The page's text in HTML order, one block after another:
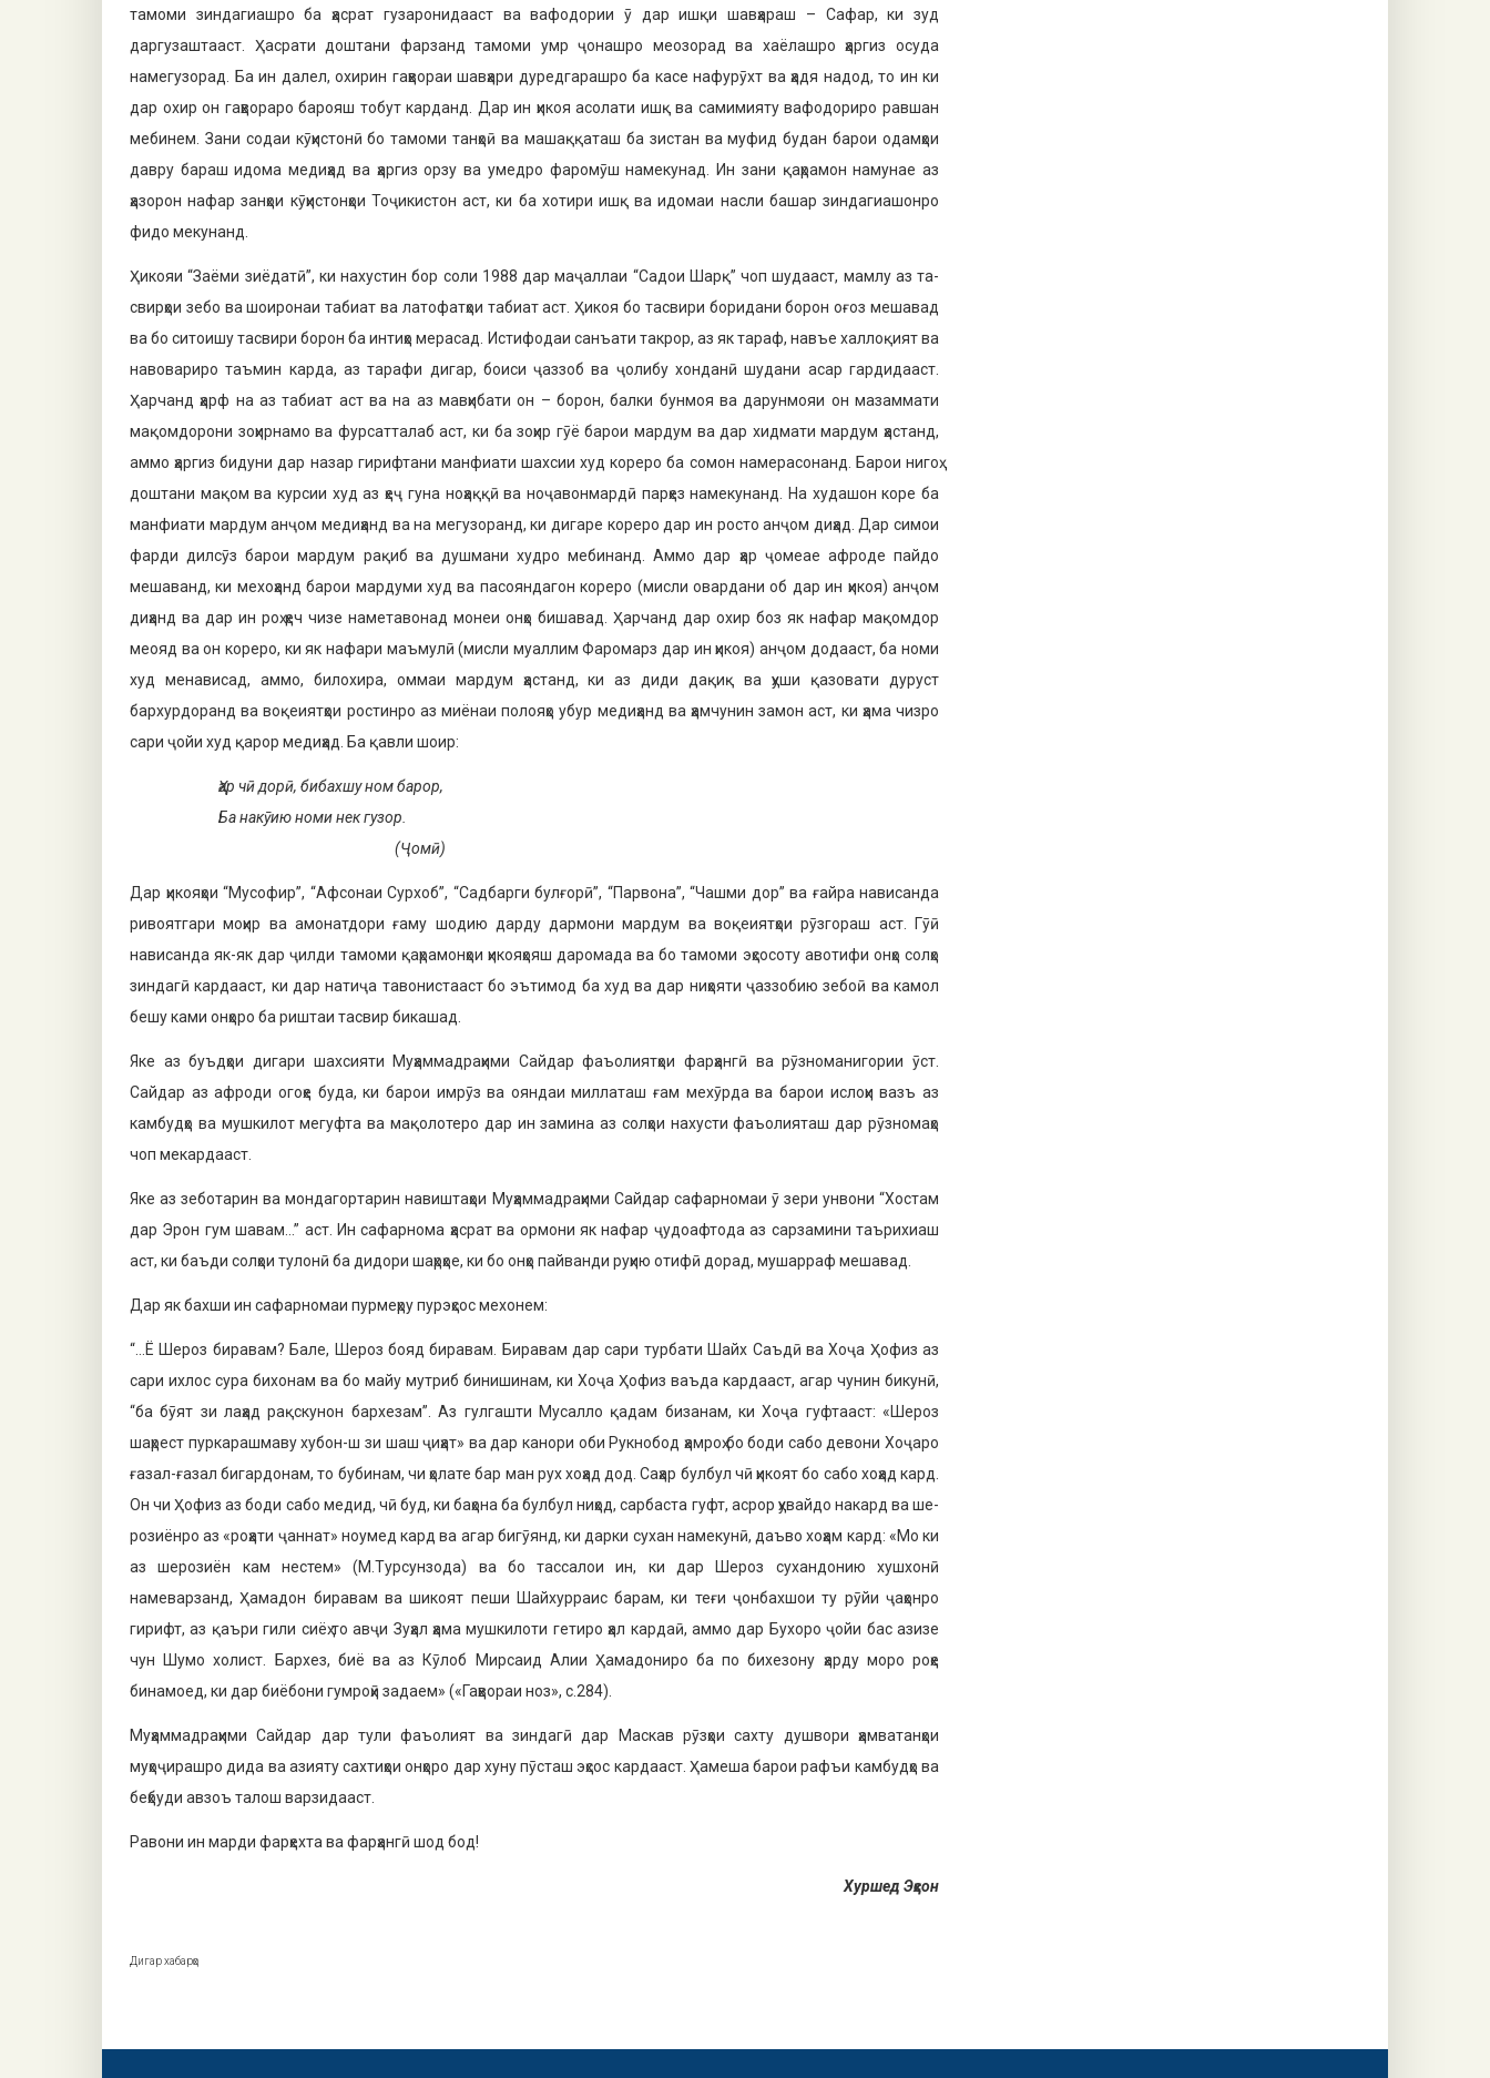
тамоми зиндаги­ашро ба ҳасрат гузаронидааст ва вафодории ӯ дар ишқи шавҳараш – Сафар, ки зуд
даргузаштааст. Ҳасрати доштани фарзанд тамоми умр ҷонашро меозорад ва хаёла­шро ҳаргиз осуда
намегузорад. Ба ин далел, охирин гаҳвораи шавҳа­ри дуредгарашро ба касе нафурӯхт ва ҳадя надод, то ин ки
дар охир он гаҳвораро барояш тобут кар­данд. Дар ин ҳикоя асолати ишқ ва самимияту вафодориро равшан
мебинем. Зани содаи кӯҳистонӣ бо тамоми танҳоӣ ва машаққаташ ба зистан ва муфид будан барои ода­мҳои
давру бараш идома медиҳад ва ҳаргиз орзу ва умедро фаромӯш намекунад. Ин зани қаҳрамон на­мунае аз
ҳазорон нафар занҳои кӯҳистонҳои Тоҷикистон аст, ки ба хотири ишқ ва идомаи насли башар зиндагиашонро
фидо мекунанд.
Ҳикояи “Заёми зиёдатӣ”, ки нахустин бор соли 1988 дар маҷаллаи “Садои Шарқ” чоп шудааст, мамлу аз та­
свирҳои зебо ва шоиронаи табиат ва латофатҳои таби­ат аст. Ҳикоя бо тасвири бо­ридани борон оғоз мешавад
ва бо ситоишу тасвири борон ба интиҳо мерасад. Истифо­даи санъати такрор, аз як тараф, навъе халлоқият ва
навовариро таъмин карда, аз тарафи дигар, боиси ҷаззоб ва ҷолибу хонданӣ шудани асар гардидааст.
Ҳарчанд ҳарф на аз табиат аст ва на аз мавҳибати он – борон, балки бунмоя ва дарун­мояи он мазаммати
мақомдорони зоҳирнамо ва фурсатталаб аст, ки ба зоҳир гӯё барои мардум ва дар хидмати мардум ҳастанд,
аммо ҳаргиз бидуни дар назар гирифта­ни манфиати шахсии худ кореро ба сомон намерасонанд. Барои нигоҳ
доштани мақом ва курсии худ аз ҳеҷ гуна ноҳаққӣ ва ноҷавонмардӣ парҳез намекунанд. На худашон коре ба
манфиати мардум анҷом медиҳанд ва на мегузоранд, ки дигаре кореро дар ин росто анҷом диҳад. Дар симои
фарди дилсӯз барои мардум рақиб ва душмани худро мебинанд. Аммо дар ҳар ҷомеае афроде пайдо
мешаванд, ки мехоҳанд барои мардуми худ ва пасояндагон кореро (мисли овардани об дар ин ҳикоя) анҷом
диҳанд ва дар ин роҳ ҳеч чизе на­метавонад монеи онҳо бишавад. Ҳарчанд дар охир боз як нафар мақомдор
меояд ва он кореро, ки як нафари маъмулӣ (мисли муал­лим Фаромарз дар ин ҳикоя) анҷом додааст, ба номи
худ менависад, аммо, билохира, оммаи мардум ҳастанд, ки аз диди дақиқ ва ҳуши қазовати дуруст
бархурдоранд ва воқеиятҳои ростинро аз миёнаи по­лояҳо убур медиҳанд ва ҳамчунин замон аст, ки ҳама чизро
сари ҷойи худ қарор медиҳад. Ба қавли шоир:
Ҳар чӣ дорӣ, бибахшу ном барор,
Ба накӯию номи нек гузор.
(Ҷомӣ)
Дар ҳикояҳои “Мусофир”, “Афсонаи Сурхоб”, “Садбарги булғорӣ”, “Парвона”, “Чашми дор” ва ғайра нависанда
ривоятгари моҳир ва амонатдори ғаму шодию дарду дармони мардум ва воқеи­ятҳои рӯзгораш аст. Гӯӣ
нависанда як-як дар ҷилди тамоми қаҳра­монҳои ҳикояҳояш даромада ва бо тамоми эҳсосоту авотифи онҳо солҳо
зиндагӣ кардааст, ки дар натиҷа тавонистааст бо эътимод ба худ ва дар ниҳояти ҷаззобию зебоӣ ва камол
бешу ками онҳоро ба риштаи тасвир бикашад.
Яке аз буъдҳои дигари шах­сияти Муҳаммадраҳими Сайдар фаъолиятҳои фарҳангӣ ва рӯзно­манигории ӯст.
Сайдар аз афроди огоҳе буда, ки барои имрӯз ва ояндаи миллаташ ғам мехӯрда ва барои ислоҳи вазъ аз
камбудҳо ва мушкилот мегуфта ва мақолотеро дар ин замина аз солҳои нахусти фаъолияташ дар рӯзномаҳо
чоп мекардааст.
Яке аз зеботарин ва мондагор­тарин навиштаҳои Муҳаммадраҳи­ми Сайдар сафарномаи ӯ зери унвони “Хостам
дар Эрон гум ша­вам…” аст. Ин сафарнома ҳасрат ва ормони як нафар ҷудоафтода аз сарзамини таърихиаш
аст, ки баъди солҳои тулонӣ ба дидори шаҳрҳое, ки бо онҳо пайванди руҳию отифӣ дорад, мушарраф мешавад.
Дар як бахши ин сафарномаи пурмеҳру пурэҳсос мехонем:
“…Ё Шероз биравам? Бале, Шероз бояд биравам. Биравам дар сари турбати Шайх Саъдӣ ва Хоҷа Ҳофиз аз
сари ихлос сура бихонам ва бо майу мутриб бинишинам, ки Хоҷа Ҳофиз ваъда кардааст, агар чунин бикунӣ,
“ба бӯят зи лаҳад рақскунон бархезам”. Аз гулга­шти Мусалло қадам бизанам, ки Хоҷа гуфтааст: «Шероз
шаҳрест пуркарашмаву хубон-ш зи шаш ҷиҳат» ва дар канори оби Рукно­бод ҳамроҳ бо боди сабо девони Хоҷаро
ғазал-ғазал бигардонам, то бубинам, чи ҳолате бар ман рух хоҳад дод. Саҳар булбул чӣ ҳикоят бо сабо хоҳад кард.
Он чи Ҳофиз аз боди сабо медид, чӣ буд, ки баҳона ба булбул ниҳод, сарбаста гуфт, асрор ҳувайдо накард ва ше­
розиёнро аз «роҳати ҷаннат» ноу­мед кард ва агар бигӯянд, ки дарки сухан намекунӣ, даъво хоҳам кард: «Мо ки
аз шерозиён кам нестем» (М.Турсунзода) ва бо тассалои ин, ки дар Шероз сухандонию хушхонӣ
намеварзанд, Ҳамадон биравам ва шикоят пеши Шайхурраис барам, ки теғи ҷонбахшои ту рӯйи ҷаҳонро
гирифт, аз қаъри гили сиёҳ то авҷи Зуҳал ҳама мушкилоти гетиро ҳал кардаӣ, аммо дар Бухоро ҷойи бас азизе
чун Шумо холист. Бархез, биё ва аз Кӯлоб Мирсаид Алии Ҳамадониро ба по бихезону ҳарду моро роҳе
бинамоед, ки дар биё­бони гумроҳӣ задаем» («Гаҳвораи ноз», с.284).
Муҳаммадраҳими Сайдар дар тули фаъолият ва зиндагӣ дар Маскав рӯзҳои сахту душвори ҳам­ватанҳои
муҳоҷирашро дида ва азияту сахтиҳои онҳоро дар хуну пӯсташ эҳсос кардааст. Ҳамеша барои рафъи камбудҳо ва
беҳбуди авзоъ талош варзидааст.
Равони ин марди фарҳехта ва фарҳангӣ шод бод!
Хуршед Эҳсон
Дигар хабарҳо